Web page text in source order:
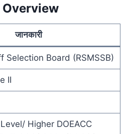
Overview
जानकारी
Selection Board (RSMSSB)
II
Higher DOEACC